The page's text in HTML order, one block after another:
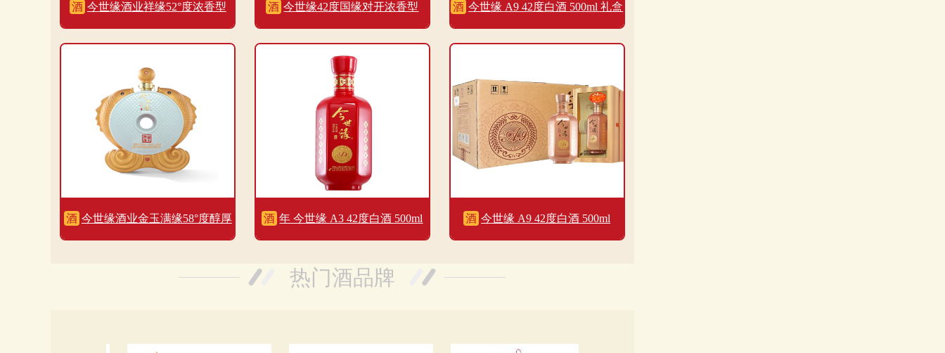
酒 今世缘酒业祥缘52°度浓香型 酒 今世缘42度国缘对开浓香型 酒 今世缘 A9 42度白酒 500ml 礼盒
酒 今世缘酒业金玉满缘58°度醇厚 酒 年 今世缘 A3 42度白酒 500ml 酒 今世缘 A9 42度白酒 500ml
热门酒品牌